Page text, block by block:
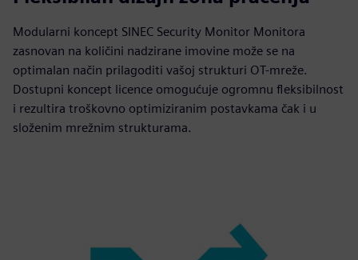
Modularni koncept SINEC Security Monitor Monitora
zasnovan na količini nadzirane imovine može se na
optimalan način prilagoditi vašoj strukturi OT-mreže.
Dostupni koncept licence omogućuje ogromnu fleksibilnost
i rezultira troškovno optimiziranim postavkama čak i u
složenim mrežnim strukturama.